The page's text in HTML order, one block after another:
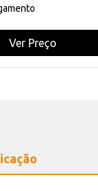
Ver Preço